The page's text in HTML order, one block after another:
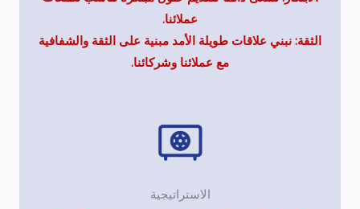
عملائنا.
الثقة: نبني علاقات طويلة الأمد مبنية على الثقة والشفافية
مع عملائنا وشركائنا.
الاستراتيجية